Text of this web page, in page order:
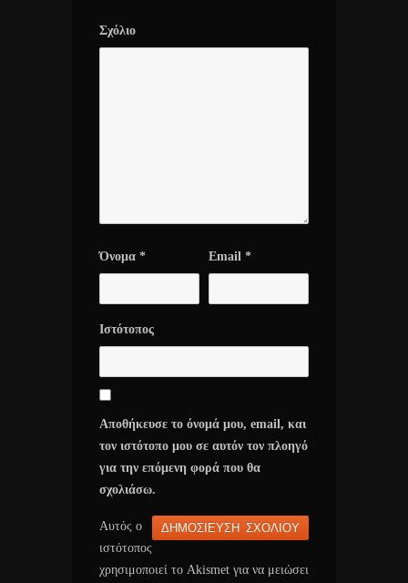
Σχόλιο
Όνομα * Email *
Ιστότοπος
Αποθήκευσε το όνομά μου, email, και
τον ιστότοπο μου σε αυτόν τον πλοηγό
για την επόμενη φορά που θα
σχολιάσω.
Αυτός ο
ιστότοπος
χρησιμοποιεί το Akismet για να μειώσει